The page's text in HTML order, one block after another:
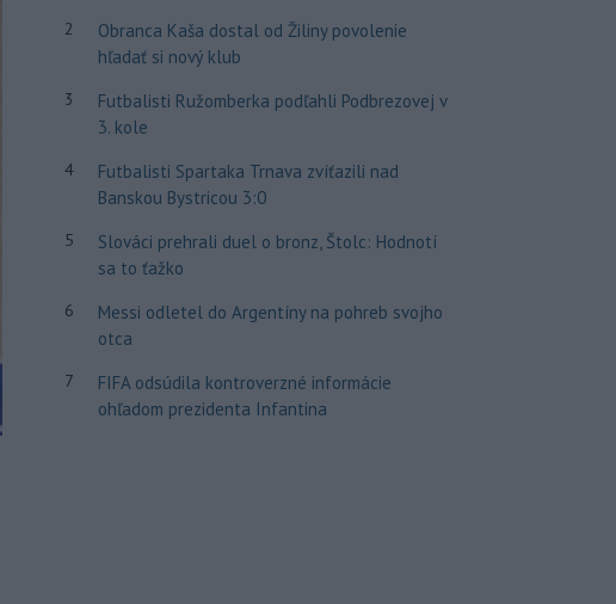
2
Obranca Kaša dostal od Žiliny povolenie
hľadať si nový klub
3
Futbalisti Ružomberka podľahli Podbrezovej v
3. kole
4
Futbalisti Spartaka Trnava zvíťazili nad
Banskou Bystricou 3:0
5
Slováci prehrali duel o bronz, Štolc: Hodnotí
sa to ťažko
6
Messi odletel do Argentíny na pohreb svojho
otca
7
FIFA odsúdila kontroverzné informácie
ohľadom prezidenta Infantina